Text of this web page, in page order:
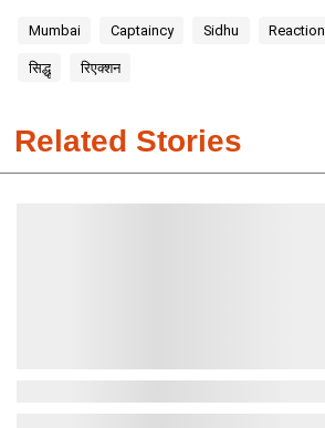
Mumbai Captaincy Sidhu Reaction
सिद्धू रिएक्शन
Related Stories